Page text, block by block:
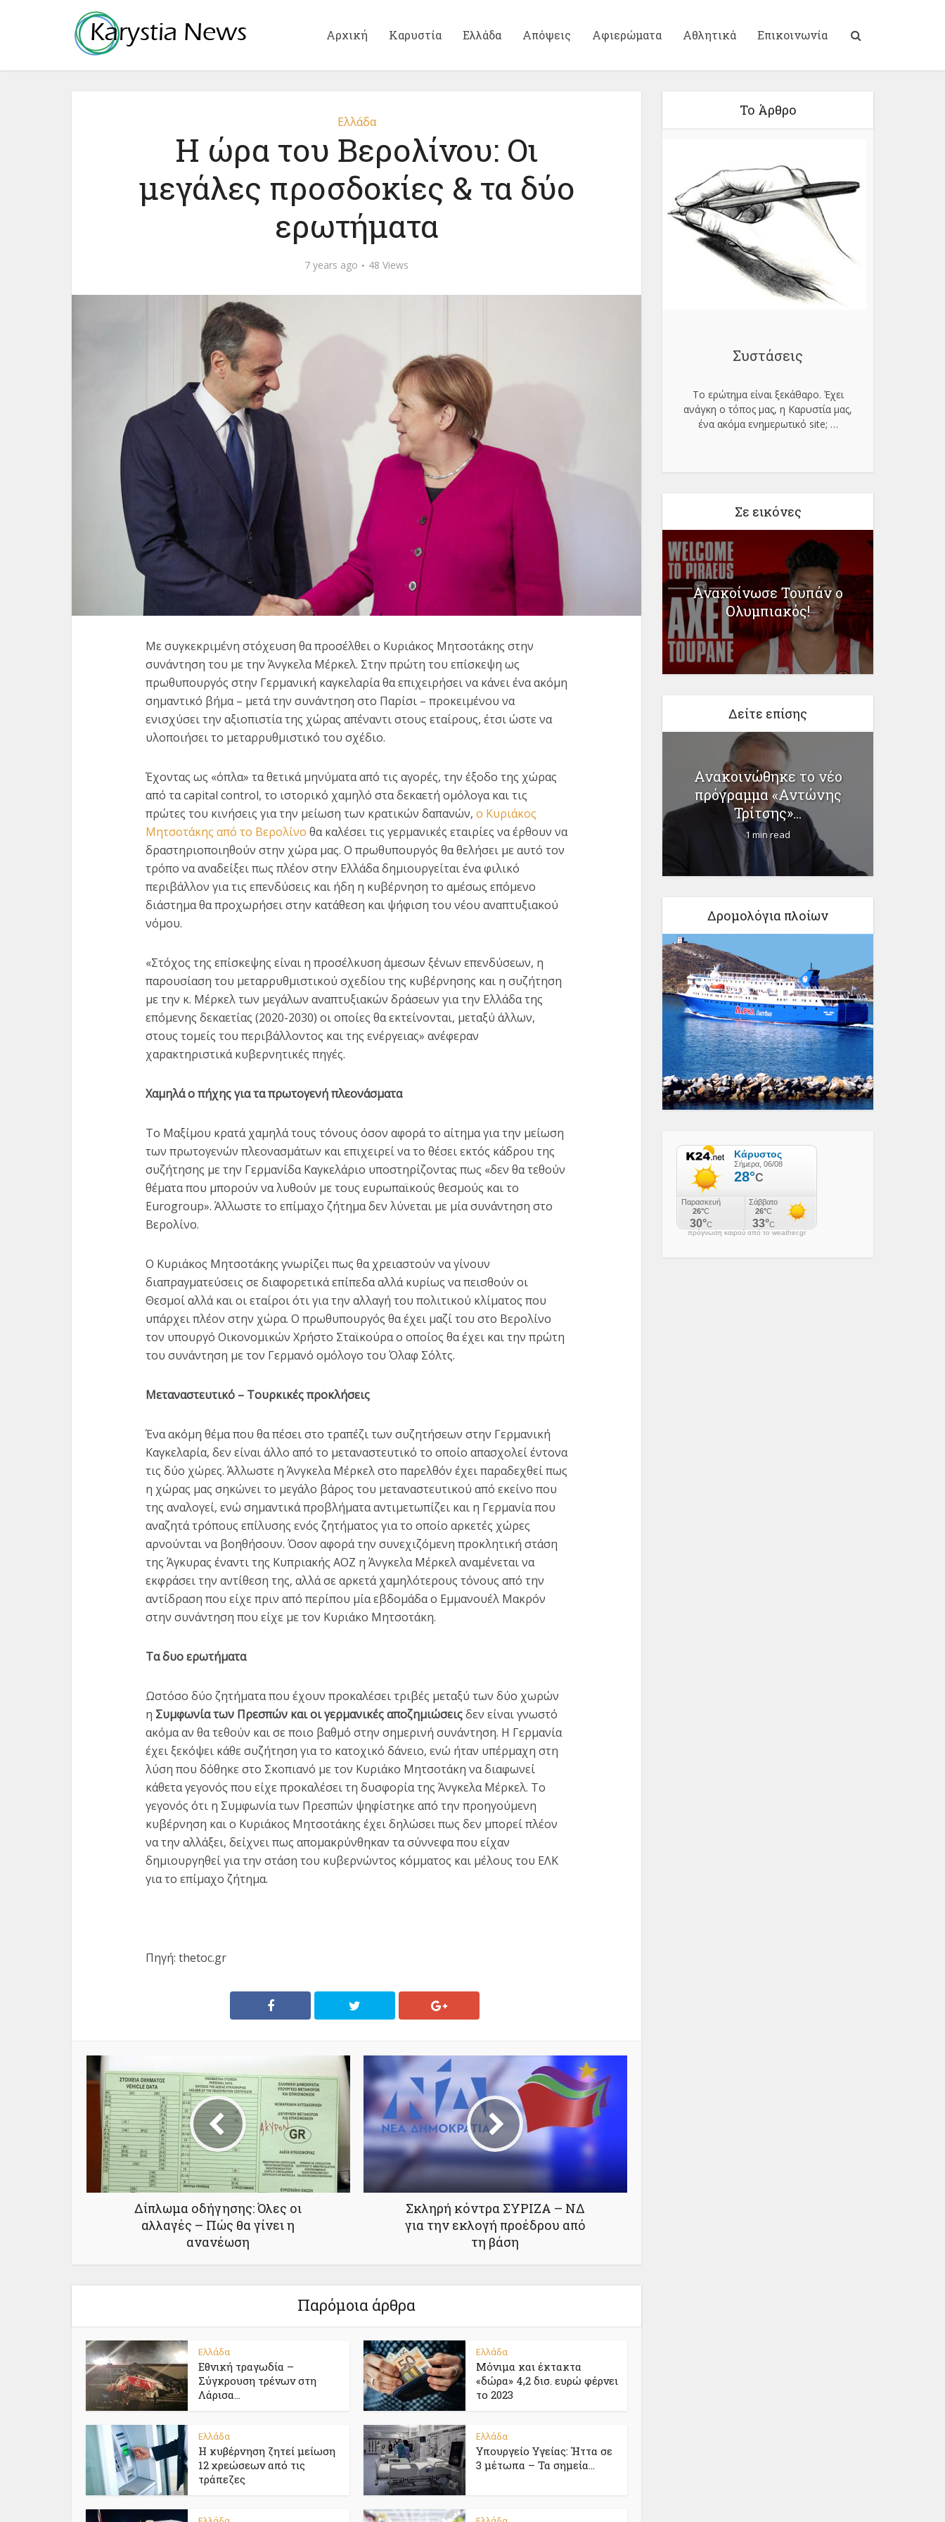
Αρχική Καρυστία Ελλάδα Απόψεις Αφιερώματα Αθλητικά Επικοινωνία
Ελλάδα
Η ώρα του Βερολίνου: Οι
μεγάλες προσδοκίες & τα δύο
ερωτήματα
7 years ago 48 Views
Με συγκεκριμένη στόχευση θα προσέλθει ο Κυριάκος Μητσοτάκης στην
συνάντηση του με την Άνγκελα Μέρκελ. Στην πρώτη του επίσκεψη ως
πρωθυπουργός στην Γερμανική καγκελαρία θα επιχειρήσει να κάνει ένα ακόμη
σημαντικό βήμα – μετά την συνάντηση στο Παρίσι – προκειμένου να
ενισχύσει την αξιοπιστία της χώρας απέναντι στους εταίρους, έτσι ώστε να
υλοποιήσει το μεταρρυθμιστικό του σχέδιο.
Έχοντας ως «όπλα» τα θετικά μηνύματα από τις αγορές, την έξοδο της χώρας
από τα capital control, το ιστορικό χαμηλό στα δεκαετή ομόλογα και τις
πρώτες του κινήσεις για την μείωση των κρατικών δαπανών, ο Κυριάκος
Μητσοτάκης από το Βερολίνο θα καλέσει τις γερμανικές εταιρίες να έρθουν να
δραστηριοποιηθούν στην χώρα μας. Ο πρωθυπουργός θα θελήσει με αυτό τον
τρόπο να αναδείξει πως πλέον στην Ελλάδα δημιουργείται ένα φιλικό
περιβάλλον για τις επενδύσεις και ήδη η κυβέρνηση το αμέσως επόμενο
διάστημα θα προχωρήσει στην κατάθεση και ψήφιση του νέου αναπτυξιακού
νόμου.
«Στόχος της επίσκεψης είναι η προσέλκυση άμεσων ξένων επενδύσεων, η
παρουσίαση του μεταρρυθμιστικού σχεδίου της κυβέρνησης και η συζήτηση
με την κ. Μέρκελ των μεγάλων αναπτυξιακών δράσεων για την Ελλάδα της
επόμενης δεκαετίας (2020-2030) οι οποίες θα εκτείνονται, μεταξύ άλλων,
στους τομείς του περιβάλλοντος και της ενέργειας» ανέφεραν
χαρακτηριστικά κυβερνητικές πηγές.
Χαμηλά ο πήχης για τα πρωτογενή πλεονάσματα
Το Μαξίμου κρατά χαμηλά τους τόνους όσον αφορά το αίτημα για την μείωση
των πρωτογενών πλεονασμάτων και επιχειρεί να το θέσει εκτός κάδρου της
συζήτησης με την Γερμανίδα Καγκελάριο υποστηρίζοντας πως «δεν θα τεθούν
θέματα που μπορούν να λυθούν με τους ευρωπαϊκούς θεσμούς και το
Eurogroup». Άλλωστε το επίμαχο ζήτημα δεν λύνεται με μία συνάντηση στο
Βερολίνο.
Ο Κυριάκος Μητσοτάκης γνωρίζει πως θα χρειαστούν να γίνουν
διαπραγματεύσεις σε διαφορετικά επίπεδα αλλά κυρίως να πεισθούν οι
Θεσμοί αλλά και οι εταίροι ότι για την αλλαγή του πολιτικού κλίματος που
υπάρχει πλέον στην χώρα. Ο πρωθυπουργός θα έχει μαζί του στο Βερολίνο
τον υπουργό Οικονομικών Χρήστο Σταϊκούρα ο οποίος θα έχει και την πρώτη
του συνάντηση με τον Γερμανό ομόλογο του Όλαφ Σόλτς.
Μεταναστευτικό – Τουρκικές προκλήσεις
Ένα ακόμη θέμα που θα πέσει στο τραπέζι των συζητήσεων στην Γερμανική
Καγκελαρία, δεν είναι άλλο από το μεταναστευτικό το οποίο απασχολεί έντονα
τις δύο χώρες. Άλλωστε η Άνγκελα Μέρκελ στο παρελθόν έχει παραδεχθεί πως
η χώρας μας σηκώνει το μεγάλο βάρος του μεταναστευτικού από εκείνο που
της αναλογεί, ενώ σημαντικά προβλήματα αντιμετωπίζει και η Γερμανία που
αναζητά τρόπους επίλυσης ενός ζητήματος για το οποίο αρκετές χώρες
αρνούνται να βοηθήσουν. Όσον αφορά την συνεχιζόμενη προκλητική στάση
της Άγκυρας έναντι της Κυπριακής ΑΟΖ η Άνγκελα Μέρκελ αναμένεται να
εκφράσει την αντίθεση της, αλλά σε αρκετά χαμηλότερους τόνους από την
αντίδραση που είχε πριν από περίπου μία εβδομάδα ο Εμμανουέλ Μακρόν
στην συνάντηση που είχε με τον Κυριάκο Μητσοτάκη.
Τα δυο ερωτήματα
Ωστόσο δύο ζητήματα που έχουν προκαλέσει τριβές μεταξύ των δύο χωρών
η Συμφωνία των Πρεσπών και οι γερμανικές αποζημιώσειςδεν είναι γνωστό
ακόμα αν θα τεθούν και σε ποιο βαθμό στην σημερινή συνάντηση. Η Γερμανία
έχει ξεκόψει κάθε συζήτηση για το κατοχικό δάνειο, ενώ ήταν υπέρμαχη στη
λύση που δόθηκε στο Σκοπιανό με τον Κυριάκο Μητσοτάκη να διαφωνεί
κάθετα γεγονός που είχε προκαλέσει τη δυσφορία της Άνγκελα Μέρκελ. Το
γεγονός ότι η Συμφωνία των Πρεσπών ψηφίστηκε από την προηγούμενη
κυβέρνηση και ο Κυριάκος Μητσοτάκης έχει δηλώσει πως δεν μπορεί πλέον
να την αλλάξει, δείχνει πως απομακρύνθηκαν τα σύννεφα που είχαν
δημιουργηθεί για την στάση του κυβερνώντος κόμματος και μέλους του ΕΛΚ
για το επίμαχο ζήτημα.
Πηγή: thetoc.gr
Δίπλωμα οδήγησης: Όλες οι
αλλαγές – Πώς θα γίνει η
ανανέωση
Σκληρή κόντρα ΣΥΡΙΖΑ – ΝΔ
για την εκλογή προέδρου από
τη βάση
Παρόμοια άρθρα
Ελλάδα
Εθνική τραγωδία –
Σύγκρουση τρένων στη
Λάρισα...
Ελλάδα
Μόνιμα και έκτακτα
«δώρα» 4,2 δισ. ευρώ φέρνει
το 2023
Ελλάδα
Η κυβέρνηση ζητεί μείωση
12 χρεώσεων από τις
τράπεζες
Ελλάδα
Υπουργείο Υγείας: Ήττα σε
3 μέτωπα – Τα σημεία...
Το Άρθρο
Συστάσεις
Το ερώτημα είναι ξεκάθαρο. Έχει
ανάγκη ο τόπος μας, η Καρυστία μας,
ένα ακόμα ενημερωτικό site; …
Σε εικόνες
Η «συνταγή» που μηδένισε
τον ιό στη χώρα μας
Επτά νέα κρούσματα –
Νέα μέτρα: Κλείνουν
ΚΑΠΗ...
Ανακοίνωσε Τουπάν ο
Ολυμπιακός!
Δείτε επίσης
Κορονοϊός: 884 κρούσματα,
326 διασωληνωμένοι και
25...
3 min read
Τα πρωτοσέλιδα των
εφημερίδων 13 Ιανουαρίου
1 min read
Ανακοινώθηκε το νέο
πρόγραμμα «Αντώνης
Τρίτσης»...
1 min read
Δρομολόγια πλοίων
πρόγνωση καιρού από το weather.gr